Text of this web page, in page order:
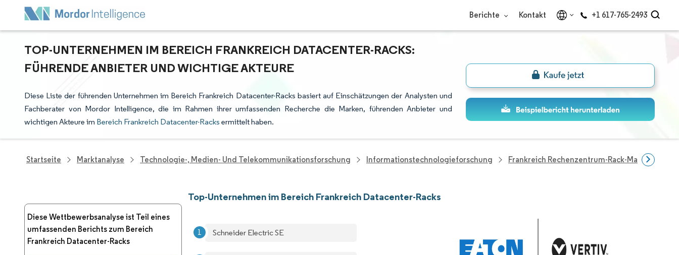
Berichte Kontakt +1 617-765-2493
TOP-UNTERNEHMEN IM BEREICH FRANKREICH DATACENTER-RACKS:
FÜHRENDE ANBIETER UND WICHTIGE AKTEURE
Diese Liste der führenden Unternehmen im Bereich Frankreich Datacenter-Racks basiert auf Einschätzungen der Analysten und
Fachberater von Mordor Intelligence, die im Rahmen ihrer umfassenden Recherche die Marken, führenden Anbieter und
wichtigen Akteure im Bereich Frankreich Datacenter-Racks ermittelt haben.
Startseite Marktanalyse Technologie-, Medien- Und Telekommunikationsforschung Informationstechnologieforschung Frankreich Rechenzentrum-Rack-Markt
Diese Wettbewerbsanalyse ist Teil eines
umfassenden Berichts zum Bereich
Frankreich Datacenter-Racks
Top-Unternehmen im Bereich Frankreich Datacenter-Racks
Schneider Electric SE